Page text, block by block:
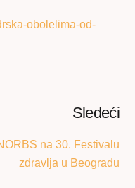
obolelima-od-
Sledeći
na 30. Festivalu
zdravlja u Beogradu